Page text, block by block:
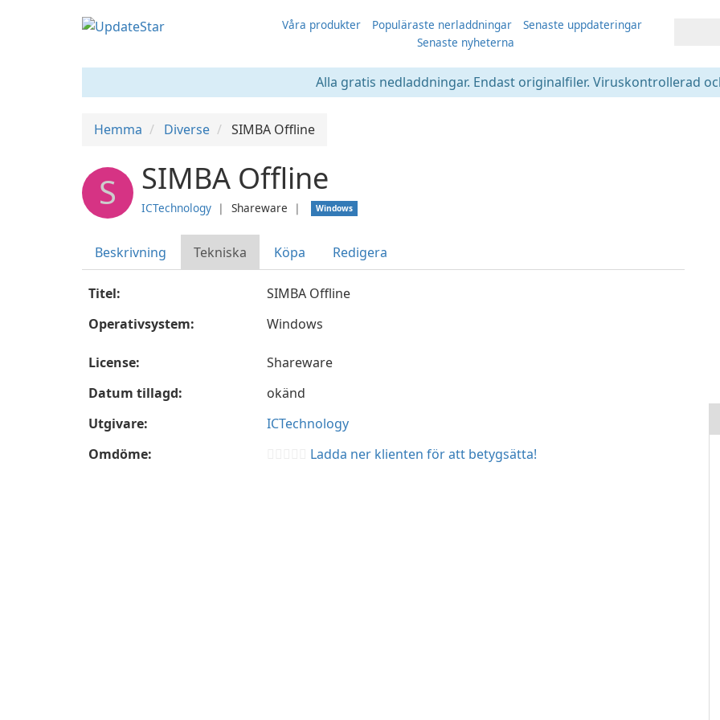
Våra produkter Populäraste nerladdningar
Senaste uppdateringar
Senaste nyheterna
Alla gratis nedladdningar. Endast originalfiler. Viruskontrollerad
Hemma Diverse SIMBA Offline
S SIMBA Offline
ICTechnology ❘ Shareware ❘ Windows
Beskrivning Tekniska Köpa Redigera
Titel:
SIMBA Offline
Operativsystem:
Windows
License:
Shareware
Datum tillagd:
okänd
Utgivare:
ICTechnology
Omdöme:
Ladda ner klienten för att betygsätta!